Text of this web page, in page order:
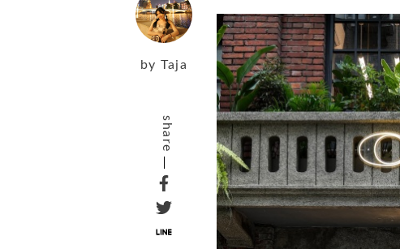
byTaja
share